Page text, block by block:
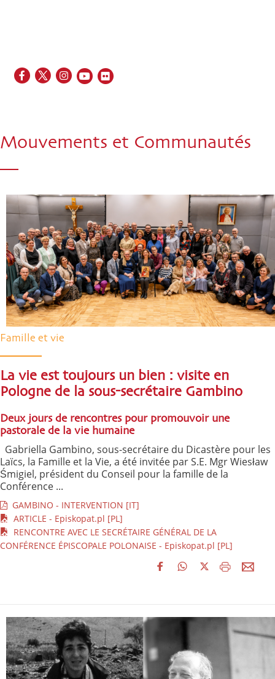
Mouvements et Communautés
Famille et vie
La vie est toujours un bien : visite en
Pologne de la sous-secrétaire Gambino
Deux jours de rencontres pour promouvoir une
pastorale de la vie humaine
Gabriella Gambino, sous-secrétaire du Dicastère pour les
Laïcs, la Famille et la Vie, a été invitée par S.E. Mgr Wiesław
Śmigiel, président du Conseil pour la famille de la
Conférence ...
GAMBINO - INTERVENTION [IT]
ARTICLE - Episkopat.pl [PL]
RENCONTRE AVEC LE SECRÉTAIRE GÉNÉRAL DE LA
CONFÉRENCE ÉPISCOPALE POLONAISE - Episkopat.pl [PL]